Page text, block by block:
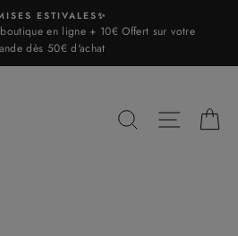
ESTIVALES✨
en ligne + 10€ Offert sur votre
dès 50€ d'achat
SEARCHSITE